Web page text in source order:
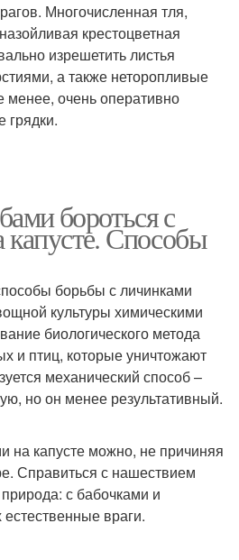
Многочисленная тля,
крестоцветная
изрешетить листья
а также неторопливые
менее, очень оперативно
грядки.
бороться с
капусте. Способы
борьбы с личинками
культуры химическими
биологического метода
и птиц, которые уничтожают
механический способ –
но он менее результативный.
на капусте можно, не причиняя
Справиться с нашествием
с бабочками и
враги.